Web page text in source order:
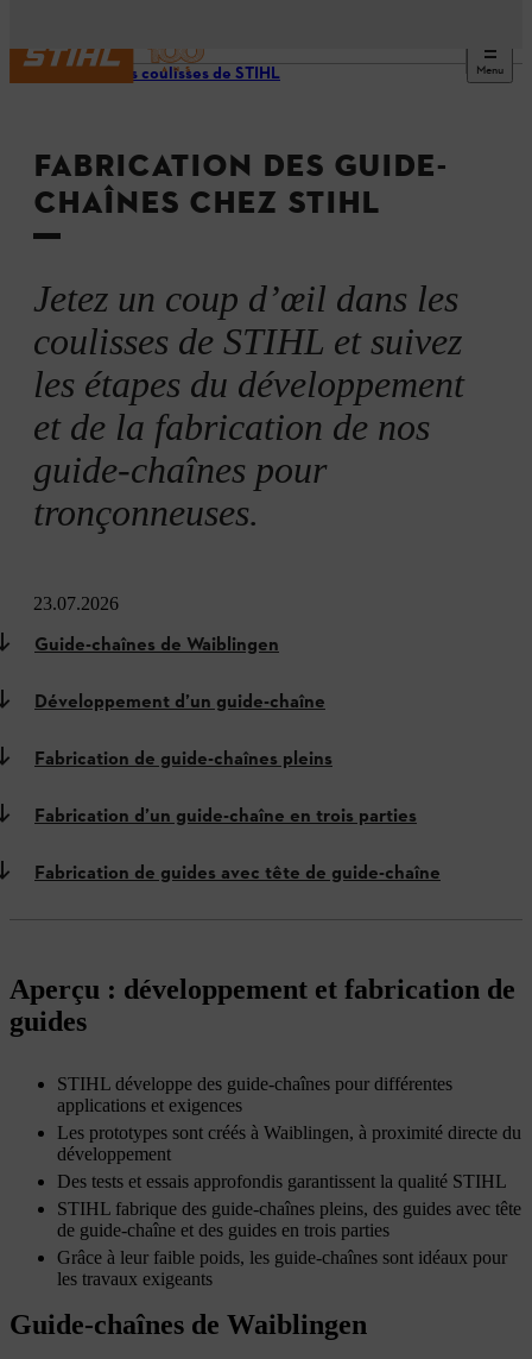
Menu
Dans les coulisses de STIHL
FABRICATION DES GUIDE-
CHAÎNES CHEZ STIHL
Jetez un coup d’œil dans les
coulisses de STIHL et suivez
les étapes du développement
et de la fabrication de nos
guide-chaînes pour
tronçonneuses.
23.07.2026
Guide-chaînes de Waiblingen
Développement d’un guide-chaîne
Fabrication de guide-chaînes pleins
Fabrication d’un guide-chaîne en trois parties
Fabrication de guides avec tête de guide-chaîne
Aperçu : développement et fabrication de
guides
STIHL développe des guide-chaînes pour différentes
applications et exigences
Les prototypes sont créés à Waiblingen, à proximité directe du
développement
Des tests et essais approfondis garantissent la qualité STIHL
STIHL fabrique des guide-chaînes pleins, des guides avec tête
de guide-chaîne et des guides en trois parties
Grâce à leur faible poids, les guide-chaînes sont idéaux pour
les travaux exigeants
Guide-chaînes de Waiblingen